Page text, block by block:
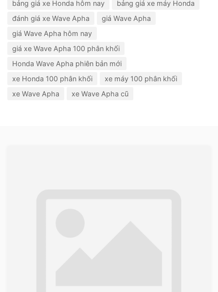
bảng giá xe Honda hôm nay
bảng giá xe máy Honda
đánh giá xe Wave Apha
giá Wave Apha
giá Wave Apha hôm nay
giá xe Wave Apha 100 phân khối
Honda Wave Apha phiên bản mới
xe Honda 100 phân khối
xe máy 100 phân khối
xe Wave Apha
xe Wave Apha cũ